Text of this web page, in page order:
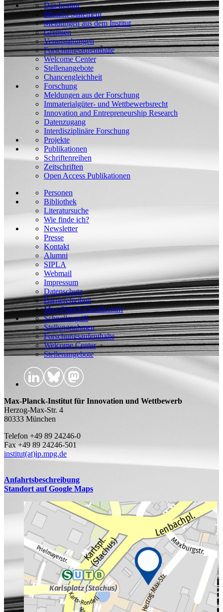
Das Institut
Mission Statement
Meldungen aus dem Institut
Gremien
Veranstaltungen
Forschungsaufenthalte
Welcome Center
Stellenangebote
Chancengleichheit
Forschung
Meldungen aus der Forschung
Immaterialgüter- und Wettbewerbsrecht
Innovation and Entrepreneurship Research
Datenzugang
Interdisziplinäre Forschung
Projekte
Publikationen
Schriftenreihen
Zeitschriften
Open Access Publikationen
Personen
Bibliothek
Literatursuche
Wie finde ich?
Newsletter
Presse
Kontakt
Alumni
SIPLA
Webmail
Impressum
Datenschutz
Barrierefreiheit
Max-Planck-Gesellschaft
Schnellzugriff
Stellungnahmen
Forschungsaufenthalte
Welcome Center
Stellenangebote
Max-Planck-Institut für Innovation und Wettbewerb
Herzog-Max-Str. 4
80333 München
Telefon +49 89 24246-0
Fax +49 89 24246-501
institut(at)ip.mpg.de
Anfahrtsbeschreibung
Standort auf Google Maps